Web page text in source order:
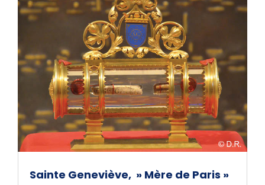
Sainte Geneviève, » Mère de Paris »